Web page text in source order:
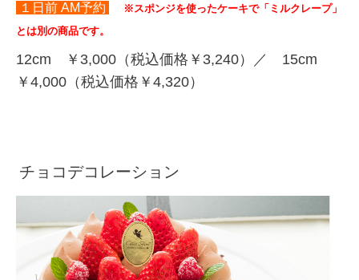
１日前 AM予約
※スポンジを使ったケーキで「ミルクレープ」
とは別の商品です。
12cm ￥3,000（税込価格￥3,240）／ 15cm
￥4,000（税込価格￥4,320）
チョコデコレーション